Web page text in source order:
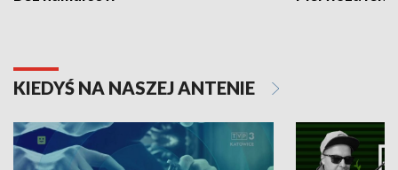
KIEDYŚ NA NASZEJ ANTENIE